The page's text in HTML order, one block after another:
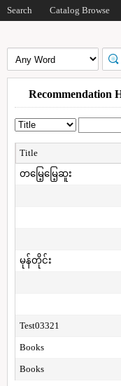
Search Catalog Browse
Recommendation
Title
တမြေ့မြေ့ဆူး
မုန်တိုင်း
Test03321
Books
Books